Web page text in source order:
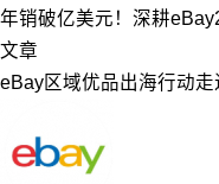
年销破亿美元！深耕
文章
eBay区域优品出海行动走